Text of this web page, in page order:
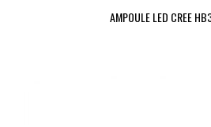
AMPOULE LED CREE